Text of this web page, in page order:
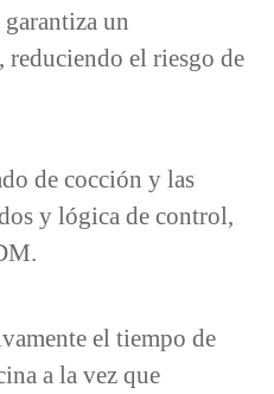
un
el riesgo de
de cocción y las
y lógica de control,
el tiempo de
a la vez que